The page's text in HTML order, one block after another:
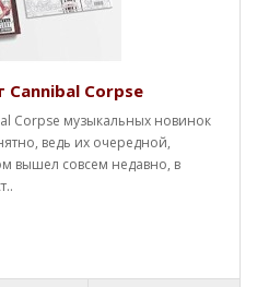
Corpse
Corpse музыкальных новинок
ведь их очередной,
вышел совсем недавно, в